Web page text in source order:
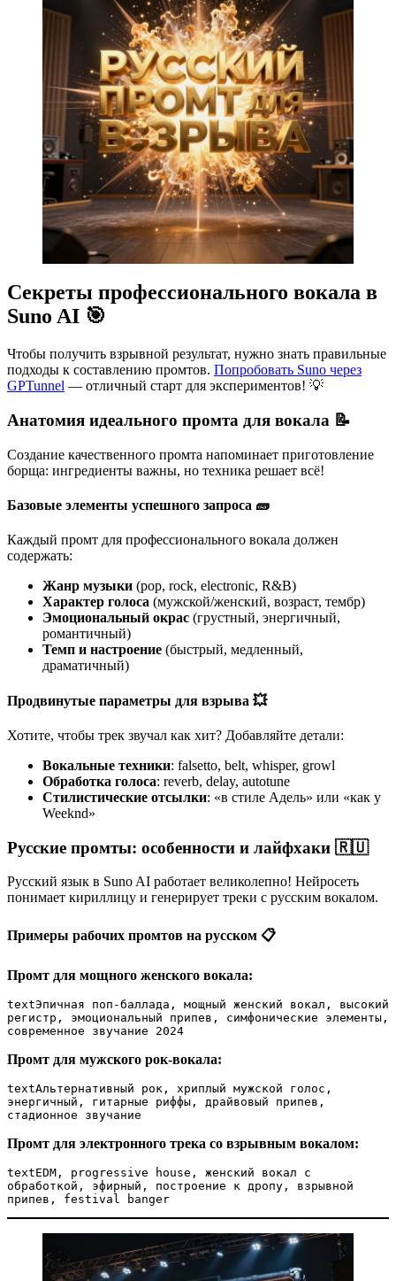
Секреты профессионального вокала в
Suno AI 🎯
Чтобы получить взрывной результат, нужно знать правильные
подходы к составлению промтов. Попробовать Suno через
GPTunnel — отличный старт для экспериментов! 💡
Анатомия идеального промта для вокала 📝
Создание качественного промта напоминает приготовление
борща: ингредиенты важны, но техника решает всё!
Базовые элементы успешного запроса 🧱
Каждый промт для профессионального вокала должен
содержать:
Жанр музыки (pop, rock, electronic, R&B)
Характер голоса (мужской/женский, возраст, тембр)
Эмоциональный окрас (грустный, энергичный,
романтичный)
Темп и настроение (быстрый, медленный,
драматичный)
Продвинутые параметры для взрыва 💥
Хотите, чтобы трек звучал как хит? Добавляйте детали:
Вокальные техники: falsetto, belt, whisper, growl
Обработка голоса: reverb, delay, autotune
Стилистические отсылки: «в стиле Адель» или «как у
Weeknd»
Русские промты: особенности и лайфхаки 🇷🇺
Русский язык в Suno AI работает великолепно! Нейросеть
понимает кириллицу и генерирует треки с русским вокалом.
Примеры рабочих промтов на русском 📋
Промт для мощного женского вокала:
textЭпичная поп-баллада, мощный женский вокал, высокий
регистр, эмоциональный припев, симфонические элементы,
современное звучание 2024
Промт для мужского рок-вокала:
textАльтернативный рок, хриплый мужской голос,
энергичный, гитарные риффы, драйвовый припев,
стадионное звучание
Промт для электронного трека со взрывным вокалом:
textEDM, progressive house, женский вокал с
обработкой, эфирный, построение к дропу, взрывной
припев, festival banger